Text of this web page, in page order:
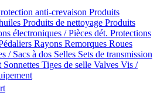
anti-crevaison Produits
Produits de nettoyage Produits
électroniques / Pièces dét. Protections
Rayons Remorques Roues
/ Sacs à dos Selles Sets de transmission
Sonnettes Tiges de selle Valves Vis /